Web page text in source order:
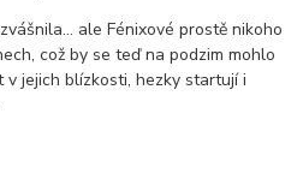
ale Fénixové prostě nikoho
což by se teď na podzim mohlo
v jejich blízkosti, hezky startují i